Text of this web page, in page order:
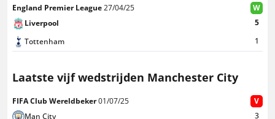
England Premier League27/04/25 W
Tottenham 1
Liverpool 5
Laatste vijf wedstrijden Manchester City
FIFA Club Wereldbeker01/07/25
V
Man City
3